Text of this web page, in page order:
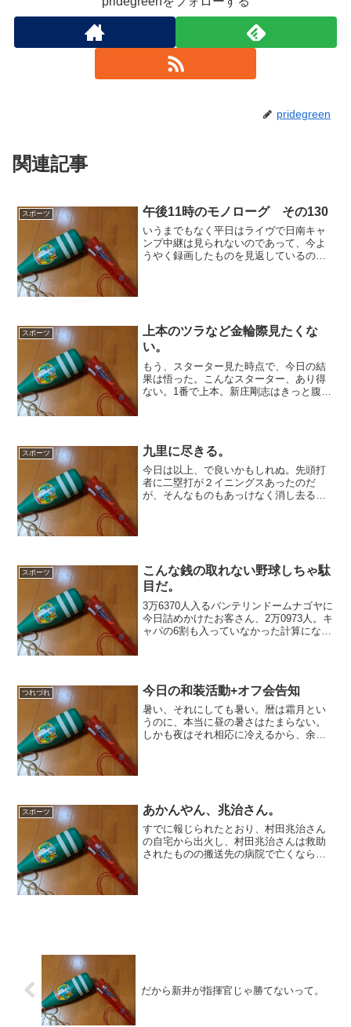
pridegreen
関連記事
スポーツ 午後11時のモノローグ その130
いうまでもなく平日はライヴで日南キャ
ンプ中継は見られないのであって、今よ
うやく録画したものを見返しているのだ
スポーツ
上本のツラなど金輪際見たくな
い。
もう、スターター見た時点で、今日の結
果は悟った。こんなスターター、あり得
ない。1番で上本。新庄剛志はきっと腹の
スポーツ 九里に尽きる。
今日は以上、で良いかもしれぬ。先頭打
者に二塁打が２イニングスあったのだ
が、そんなものもあっけなく消し去るほ
スポーツ
こんな銭の取れない野球しちゃ駄
目だ。
3万6370人入るバンテリンドームナゴヤに
今日詰めかけたお客さん、2万0973人。キ
ャパの6割も入っていなかった計算にな
つれづれ 今日の和装活動+オフ会告知
暑い、それにしても暑い。暦は霜月とい
うのに、本当に昼の暑さはたまらない。
しかも夜はそれ相応に冷えるから、余計
スポーツ あかんやん、兆治さん。
すでに報じられたとおり、村田兆治さん
の自宅から出火し、村田兆治さんは救助
されたものの搬送先の病院で亡くなられ
だから新井が指揮官じゃ勝てないって。